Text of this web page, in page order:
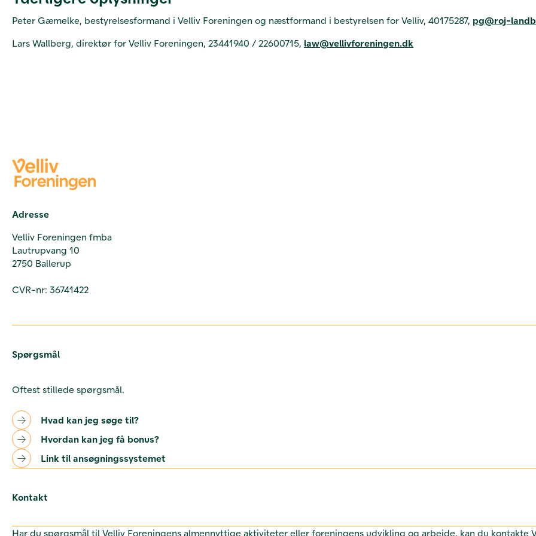
Peter Gæmelke, bestyrelsesformand i Velliv Foreningen og næstformand i bestyrelsen for Velliv, 40175287, pg@roj-
Lars Wallberg, direktør for Velliv Foreningen, 23441940 / 22600715, law@vellivforeningen.dk
Adresse
Velliv Foreningen fmba
Lautrupvang 10
2750 Ballerup
CVR-nr: 36741422
Spørgsmål
Oftest stillede spørgsmål.
Hvad kan jeg søge til?
Hvordan kan jeg få bonus?
Link til ansøgningssystemet
Kontakt
Har du spørgsmål til Velliv Foreningens almennyttige aktiviteter eller foreningens udvikling og arbejde, kan du kontakte